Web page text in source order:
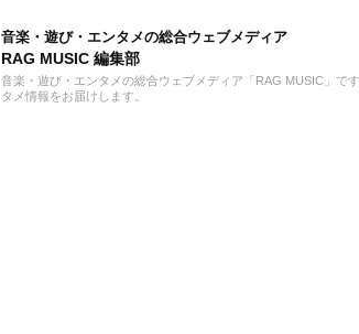
音楽・遊び・エンタメの総合ウェブメディア
RAG MUSIC 編集部
音楽・遊び・エンタメの総合ウェブメディア「RAG MUSIC」で
タメ情報をお届けします。